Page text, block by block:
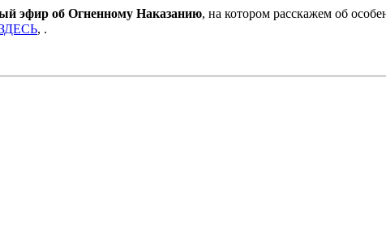
эфир об Огненному Наказанию, на котором расскажем об
, .